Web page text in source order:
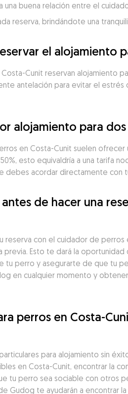
buena relación entre el
reserva, brindándote una
el alojamiento
Cunit reservan alojamiento
antelación para evitar el
alojamiento para
en Costa-Cunit suelen
esto equivaldría a una tarifa
debes acordar directamente con
de hacer una
reserva con el cuidador de
Esto te dará la
perro y asegurarte de que tu
en cualquier momento y
perros en Costa-
para alojamiento sin
en Costa-Cunit, encontrar la
tu perro sea sociable con otros
Gudog te ayudarán a encontrar